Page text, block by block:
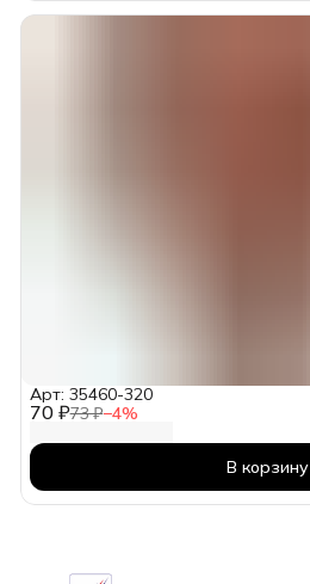
70 ₽73 ₽−4%
Арт: 35460-320
В корзину